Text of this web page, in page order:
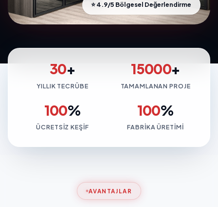
⭐ 4.9/5 Bölgesel Değerlendirme
30+
YILLIK TECRÜBE
15000+
TAMAMLANAN PROJE
100%
ÜCRETSIZ KEŞIF
100%
FABRIKA ÜRETIMI
AVANTAJLAR